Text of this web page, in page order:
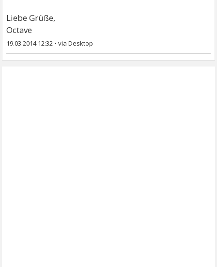
Liebe Grüße,
Octave
19.03.2014 12:32 •